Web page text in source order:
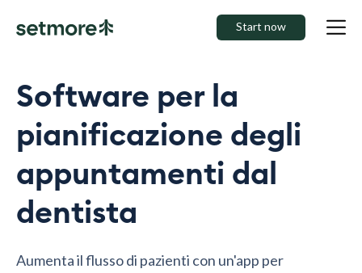
Start now
Software per la
pianificazione degli
appuntamenti dal
dentista
Aumenta il flusso di pazienti con un'app per